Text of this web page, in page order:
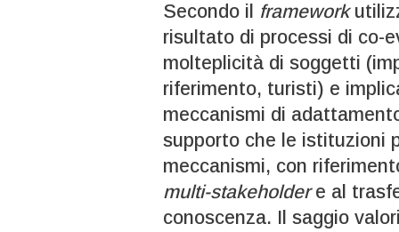
Secondo il framework
risultato di processi di co-
molteplicità di soggetti
riferimento, turisti) e
meccanismi di
supporto che le istituzioni
meccanismi, con
multi-stakeholdere al
conoscenza. Il saggio